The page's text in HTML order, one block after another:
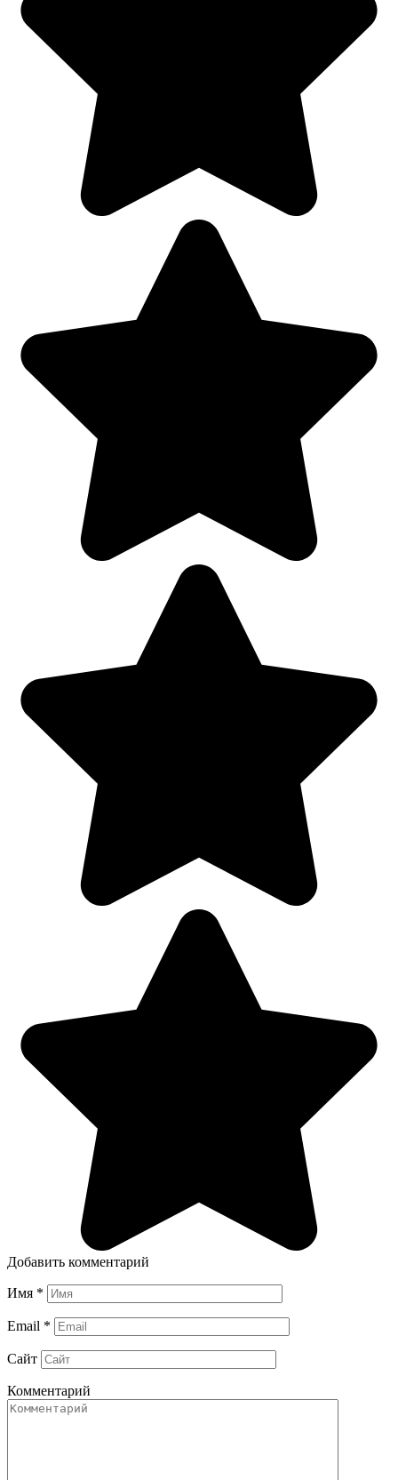
Добавить комментарий
Имя *
Email *
Сайт
Комментарий